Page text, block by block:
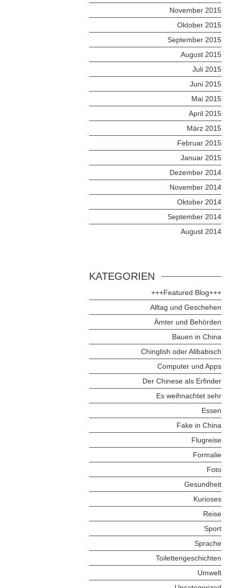
November 2015
Oktober 2015
September 2015
August 2015
Juli 2015
Juni 2015
Mai 2015
April 2015
März 2015
Februar 2015
Januar 2015
Dezember 2014
November 2014
Oktober 2014
September 2014
August 2014
KATEGORIEN
+++Featured Blog+++
Alltag und Geschehen
Ämter und Behörden
Bauen in China
Chinglish oder Alibabisch
Computer und Apps
Der Chinese als Erfinder
Es weihnachtet sehr
Essen
Fake in China
Flugreise
Formalie
Foto
Gesundheit
Kurioses
Reise
Sport
Sprache
Toilettengeschichten
Umwelt